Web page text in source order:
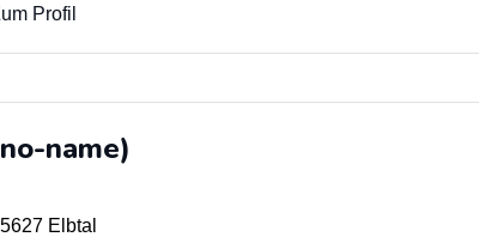
Profil
name)
Elbtal